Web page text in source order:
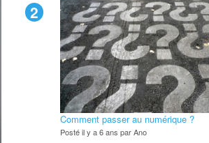
2
Comment passer au numérique ?
Posté il y a 6 ans par Ano